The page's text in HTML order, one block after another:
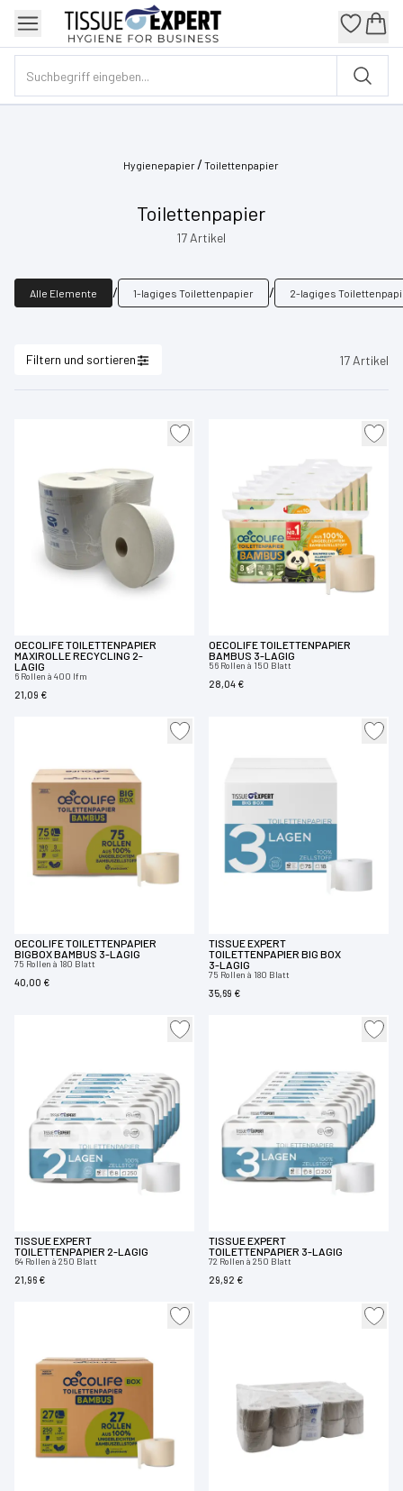
Hygienepapier / Toilettenpapier
Toilettenpapier
17 Artikel
Alle Elemente / 1-lagiges Toilettenpapier / 2-lagiges
Filtern und sortieren 17 Artikel
OECOLIFE TOILETTENPAPIER
MAXIROLLE RECYCLING 2-
LAGIG
6 Rollen à 400 lfm
21,09 €
OECOLIFE TOILETTENPAPIER
BAMBUS 3-LAGIG
56 Rollen à 150 Blatt
28,04 €
OECOLIFE TOILETTENPAPIER
BIGBOX BAMBUS 3-LAGIG
75 Rollen à 180 Blatt
40,00 €
TISSUE EXPERT
TOILETTENPAPIER BIG BOX
3-LAGIG
75 Rollen à 180 Blatt
35,69 €
TISSUE EXPERT
TOILETTENPAPIER 2-LAGIG
64 Rollen à 250 Blatt
21,96 €
TISSUE EXPERT
TOILETTENPAPIER 3-LAGIG
72 Rollen à 250 Blatt
29,92 €